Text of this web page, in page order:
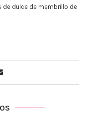
de dulce de membrillo de